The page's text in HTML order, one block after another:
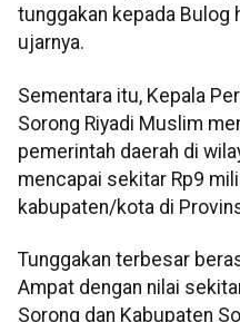
tunggakan kepada Bulog
ujarnya.
Sementara itu, Kepala
Sorong Riyadi Muslim
pemerintah daerah di
mencapai sekitar Rp9
kabupaten/kota di
Tunggakan terbesar
Ampat dengan nilai
Sorong dan Kabupaten